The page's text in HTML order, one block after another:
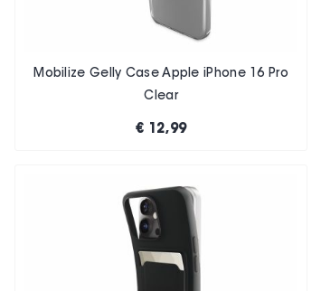
Mobilize Gelly Case Apple iPhone 16 Pro
Clear
€ 12,99